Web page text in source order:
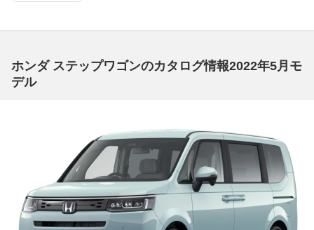
ホンダ ステップワゴンのカタログ情報2022年5月モ
デル